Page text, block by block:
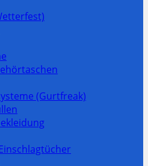
(Gurtfreak)